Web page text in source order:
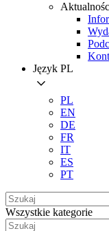
Język PL
PL
EN
DE
FR
IT
ES
PT
Wszystkie kategorie